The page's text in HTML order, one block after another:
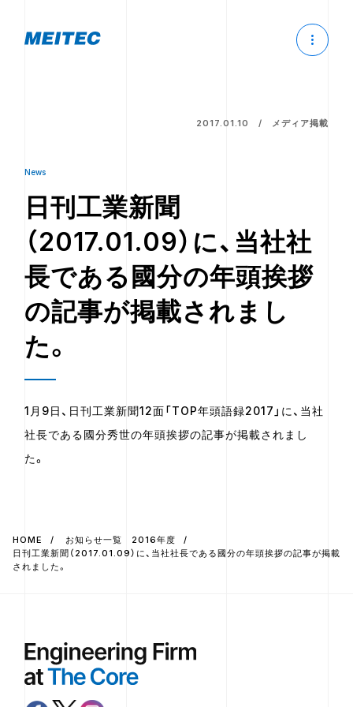
メディア掲載
2017.01.10
News
日刊工業新聞
（2017.01.09）に、当社社
長である國分の年頭挨拶
の記事が掲載されまし
た。
1月9日、日刊工業新聞12面「TOP年頭語録2017」に、当社
社長である國分秀世の年頭挨拶の記事が掲載されまし
た。
HOME
お知らせ一覧 2016年度
日刊工業新聞（2017.01.09）に、当社社長である國分の年頭挨拶の記事が掲載
されました。